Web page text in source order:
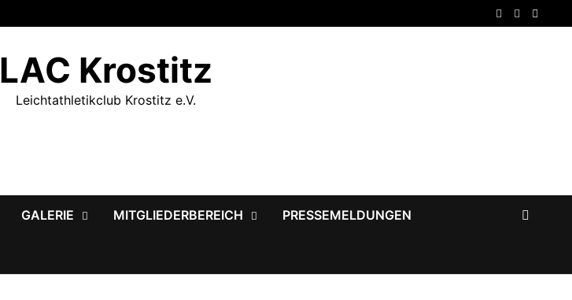
LAC Krostitz
Leichtathletikclub Krostitz e.V.
GALERIE MITGLIEDERBEREICH PRESSEMELDUNGEN